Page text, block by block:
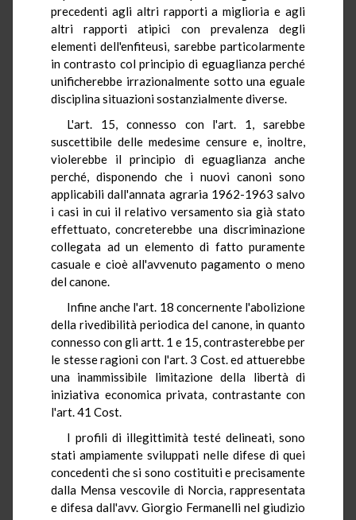
precedenti agli altri rapporti a miglioria e agli
altri rapporti atipici con prevalenza degli
elementi dell'enfiteusi, sarebbe particolarmente
in contrasto col principio di eguaglianza perché
unificherebbe irrazionalmente sotto una eguale
disciplina situazioni sostanzialmente diverse.
L'art. 15, connesso con l'art. 1, sarebbe
suscettibile delle medesime censure e, inoltre,
violerebbe il principio di eguaglianza anche
perché, disponendo che i nuovi canoni sono
applicabili dall'annata agraria 1962-1963 salvo
i casi in cui il relativo versamento sia già stato
effettuato, concreterebbe una discriminazione
collegata ad un elemento di fatto puramente
casuale e cioè all'avvenuto pagamento o meno
del canone.
Infine anche l'art. 18 concernente l'abolizione
della rivedibilità periodica del canone, in quanto
connesso con gli artt. 1 e 15, contrasterebbe per
le stesse ragioni con l'art. 3 Cost. ed attuerebbe
una inammissibile limitazione della libertà di
iniziativa economica privata, contrastante con
l'art. 41 Cost.
I profili di illegittimità testé delineati, sono
stati ampiamente sviluppati nelle difese di quei
concedenti che si sono costituiti e precisamente
dalla Mensa vescovile di Norcia, rappresentata
e difesa dall'avv. Giorgio Fermanelli nel giudizio